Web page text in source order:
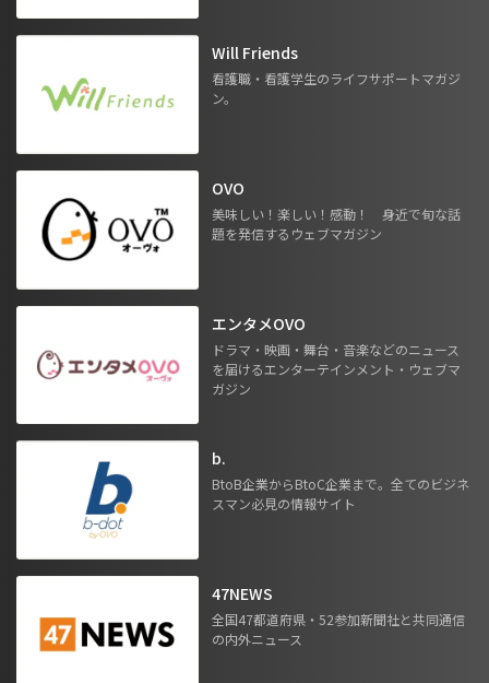
Will Friends
看護職・看護学生のライフサポートマガジ
ン。
OVO
美味しい！楽しい！感動！ 身近で旬な話
題を発信するウェブマガジン
エンタメOVO
ドラマ・映画・舞台・音楽などのニュース
を届けるエンターテインメント・ウェブマ
ガジン
b.
BtoB企業からBtoC企業まで。全てのビジネ
スマン必見の情報サイト
47NEWS
全国47都道府県・52参加新聞社と共同通信
の内外ニュース